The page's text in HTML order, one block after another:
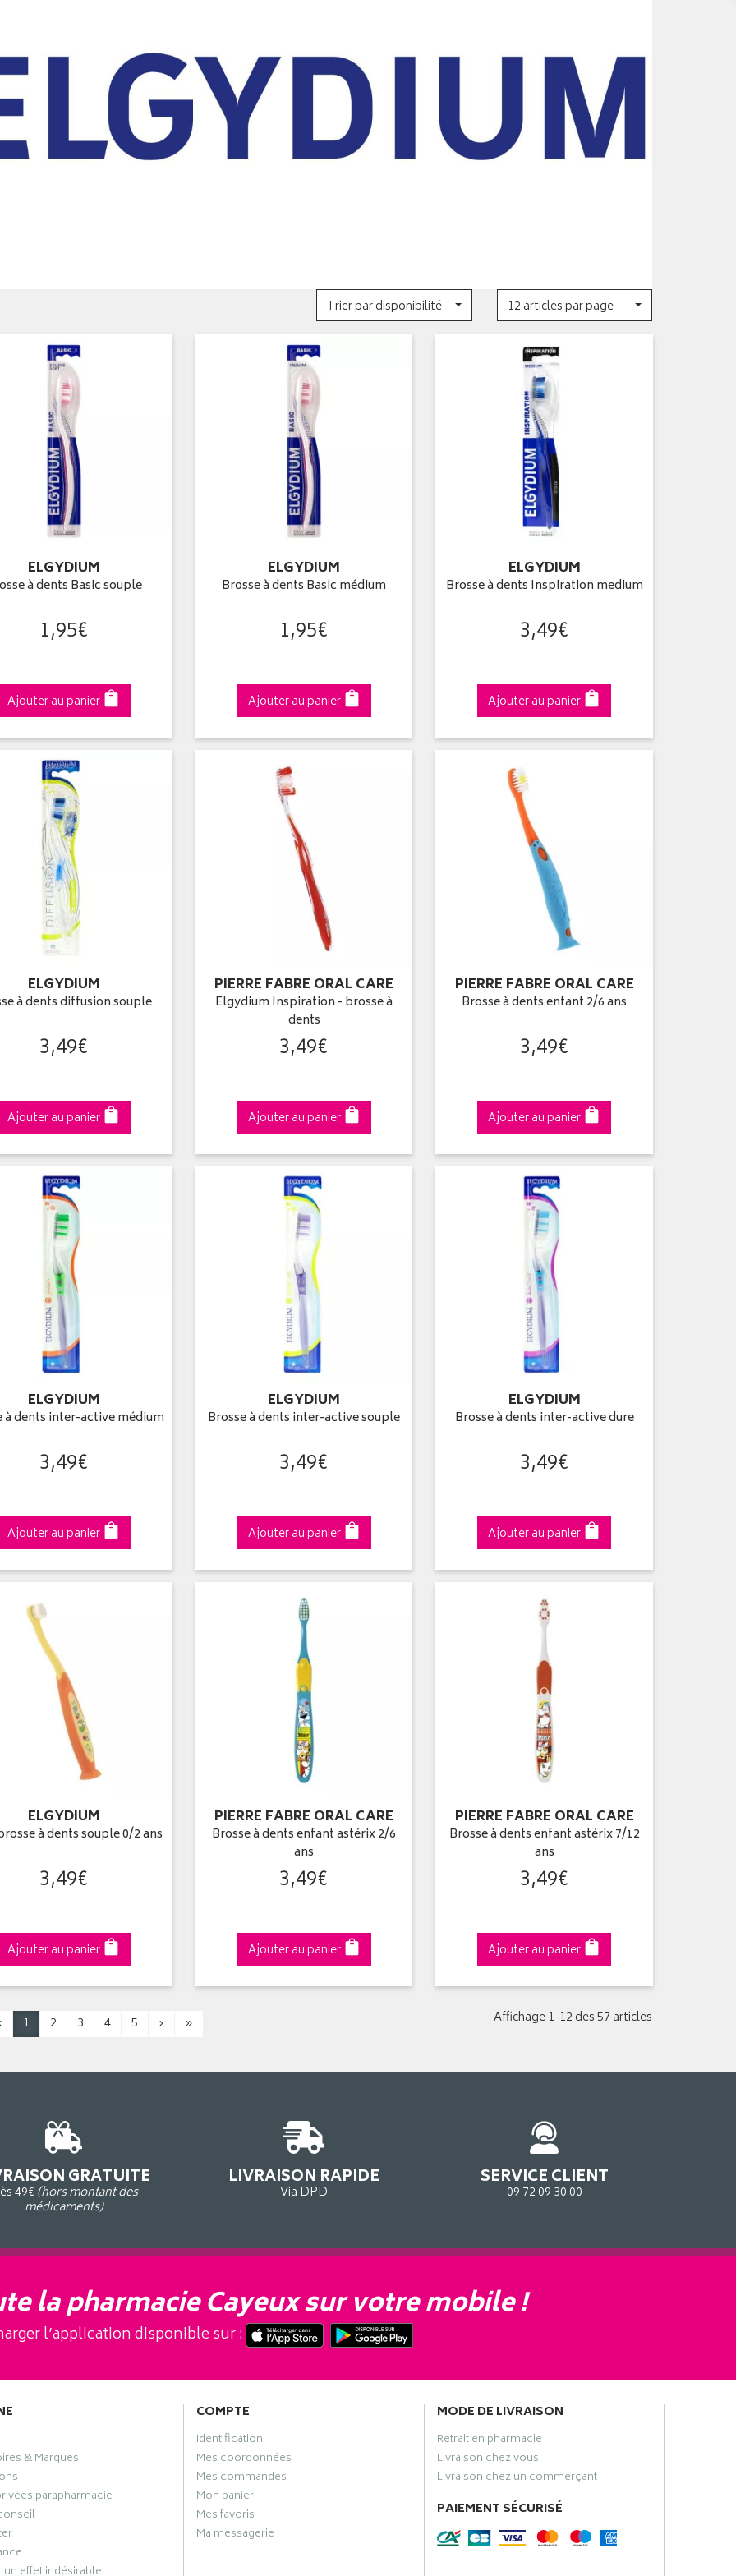
Trier par disponibilité 12 articles par page
ELGYDIUM
à dents Basic souple
1,95€
Ajouter au panier
ELGYDIUM
Brosse à dents Basic médium
1,95€
Ajouter au panier
ELGYDIUM
Brosse à dents Inspiration medium
3,49€
Ajouter au panier
ELGYDIUM
à dents diffusion souple
3,49€
Ajouter au panier
PIERRE FABRE ORAL CARE
Elgydium Inspiration - brosse à
dents
3,49€
Ajouter au panier
PIERRE FABRE ORAL CARE
Brosse à dents enfant 2/6 ans
3,49€
Ajouter au panier
ELGYDIUM
à dents inter-active médium
3,49€
Ajouter au panier
ELGYDIUM
Brosse à dents inter-active souple
3,49€
Ajouter au panier
ELGYDIUM
Brosse à dents inter-active dure
3,49€
Ajouter au panier
ELGYDIUM
à dents souple 0/2 ans
3,49€
Ajouter au panier
PIERRE FABRE ORAL CARE
Brosse à dents enfant astérix 2/6
ans
3,49€
Ajouter au panier
PIERRE FABRE ORAL CARE
Brosse à dents enfant astérix 7/12
ans
3,49€
Ajouter au panier
1 2 3 4 5 › » Affichage 1-12 des 57 articles
GRATUITE
49€ (hors montant des
médicaments)
LIVRAISON RAPIDE
Via DPD
SERVICE CLIENT
09 72 09 30 00
la pharmacie Cayeux sur votre mobile !
l’application disponible sur :
& Marques
parapharmacie
effet indésirable
COMPTE
Identification
Mes coordonnées
Mes commandes
Mon panier
Mes favoris
Ma messagerie
MODE DE LIVRAISON
Retrait en pharmacie
Livraison chez vous
Livraison chez un commerçant
PAIEMENT SÉCURISÉ